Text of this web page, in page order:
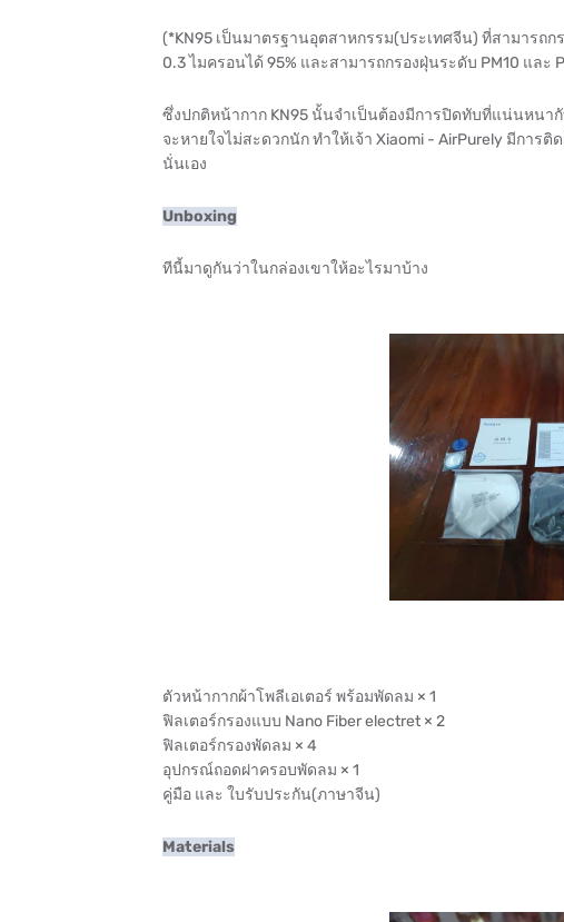
(*KN95 เป็นมาตรฐานอุตสาหกรรม(ประเทศจีน) ที่สามาร
0.3 ไมครอนได้ 95% และสามารถกรองฝุ่นระดับ PM10 และ
ซึ่งปกติหน้ากาก KN95 นั้นจำเป็นต้องมีการปิดทับที่แน่นหนา
จะหายใจไม่สะดวกนัก ทำให้เจ้า Xiaomi - AirPurely มีการ
นั่นเอง
Unboxing
ทีนี้มาดูกันว่าในกล่องเขาให้อะไรมาบ้าง
ตัวหน้ากากผ้าโพลีเอเตอร์ พร้อมพัดลม × 1
ฟิลเตอร์กรองแบบ Nano Fiber electret × 2
ฟิลเตอร์กรองพัดลม × 4
อุปกรณ์ถอดฝาครอบพัดลม × 1
คู่มือ และ ใบรับประกัน(ภาษาจีน)
Materials